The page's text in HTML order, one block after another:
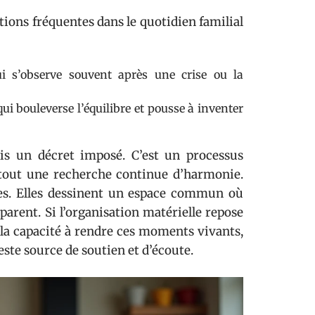
fréquentes dans le quotidien familial
souvent après une crise ou la
bouleverse l’équilibre et pousse à inventer
un décret imposé. C’est un processus
une recherche continue d’harmonie.
Elles dessinent un espace commun où
Si l’organisation matérielle repose
capacité à rendre ces moments vivants,
source de soutien et d’écoute.